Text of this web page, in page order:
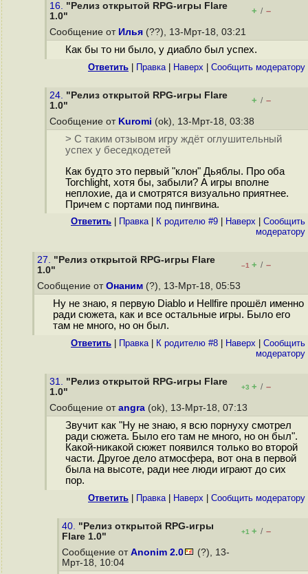
16. "Релиз открытой RPG-игры Flare
1.0"
+ / –
Сообщение от Илья (??), 13-Мрт-18, 03:21
Как бы то ни было, у диабло был успех.
Ответить Правка| Наверх Cообщить модератору
24. "Релиз открытой RPG-игры Flare
1.0"
+ / –
Сообщение от Kuromi (ok), 13-Мрт-18, 03:38
> С таким отзывом игру ждёт оглушительный
успех у беседкодетей
Как будто это первый "клон" Дьяблы. Про оба
Torchlight, хотя бы, забыли? А игры вполне
неплохие, да и смотрятся визуально приятнее.
Причем с портами под пингвина.
Ответить Правка| К родителю #9 Наверх
Cообщить
модератору
27. "Релиз открытой RPG-игры Flare
1.0"
–1 + / –
Сообщение от Онаним (?), 13-Мрт-18, 05:53
Ну не знаю, я первую Diablo и Hellfire прошёл именно
ради сюжета, как и все остальные игры. Было его
там не много, но он был.
Ответить Правка| К родителю #8 Наверх
Cообщить
модератору
31. "Релиз открытой RPG-игры Flare
1.0"
+3 + / –
Сообщение от angra (ok), 13-Мрт-18, 07:13
Звучит как "Ну не знаю, я всю порнуху смотрел
ради сюжета. Было его там не много, но он был".
Какой-никакой сюжет появился только во второй
части. Другое дело атмосфера, вот она в первой
была на высоте, ради нее люди играют до сих
пор.
Ответить Правка| Наверх Cообщить модератору
40. "Релиз открытой RPG-игры
Flare 1.0"
+1 + / –
Сообщение от Anonim 2.0
(?), 13-
Мрт-18, 10:04